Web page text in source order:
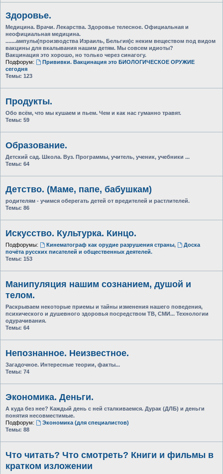
Здоровье.
Медицина. Врачи. Лекарства. Здоровье телесное. Официальная и
неофициальная медицина.
.......ампулы(производства Израиль, Бельгия)с неким веществом под видом
вакцины для вкалывания нашим детям. Мы совсем идиоты?
Вакцинация это хорошо, но только через синагогу.
Подфорум:
Прививки. Вакцинация это БИОЛОГИЧЕСКОЕ ОРУЖИЕ
сегодня
Темы: 123
Продукты.
Обо всём, что мы кушаем и пьем. Чем и как нас гуманно травят.
Темы: 59
Образование.
Детский сад. Школа. Вуз. Программы, учитель, ученик, учебники ...
Темы: 64
Детство. (Маме, папе, бабушкам)
родителям - учимся оберегать детей от вредителей и растлителей.
Темы: 86
Искусство. Культурка. Кинцо.
Подфорумы: Кинематограф как орудие разрушения страны,
Доска
почёта русских писателей и общественных деятелей.
Темы: 153
Манипуляция нашим сознанием, душой и
телом.
Раскрываем некоторые приемы и тайны изменения нашего поведения,
психического и душевного здоровья посредством ТВ, СМИ... Технологии
одурачивания.
Темы: 64
Непознанное. Неизвестное.
Загадочное. Интересные теории, факты...
Темы: 74
Экономика. Деньги.
А куда без нее? Каждый день с ней сталкиваемся. Дурак (ДЛБ) и деньги
понятия несовместимые.
Подфорум:
Экономика (для специалистов)
Темы: 88
Что читать? Что смотреть? Книги и фильмы в
кратком изложении